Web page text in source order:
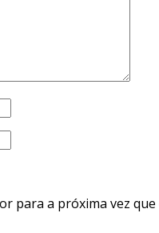
para a próxima vez